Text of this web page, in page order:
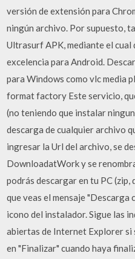
versión de extensión para
ningún archivo. Por supuesto,
Ultrasurf APK, mediante el cual
excelencia para Android.
para Windows como vlc media
format factory Este servicio,
(no teniendo que instalar
descarga de cualquier archivo
ingresar la Url del archivo, se
DownloadatWork y se
podrás descargar en tu PC (zip,
que veas el mensaje "Descarga
icono del instalador. Sigue las
abiertas de Internet Explorer si
en "Finalizar" cuando haya